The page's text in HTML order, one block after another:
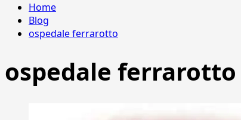
Home
Blog
ospedale ferrarotto
ospedale ferrarotto